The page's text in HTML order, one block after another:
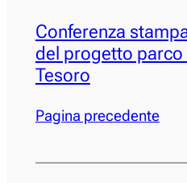
Conferenza
del progetto parco
Tesoro
Pagina precedente